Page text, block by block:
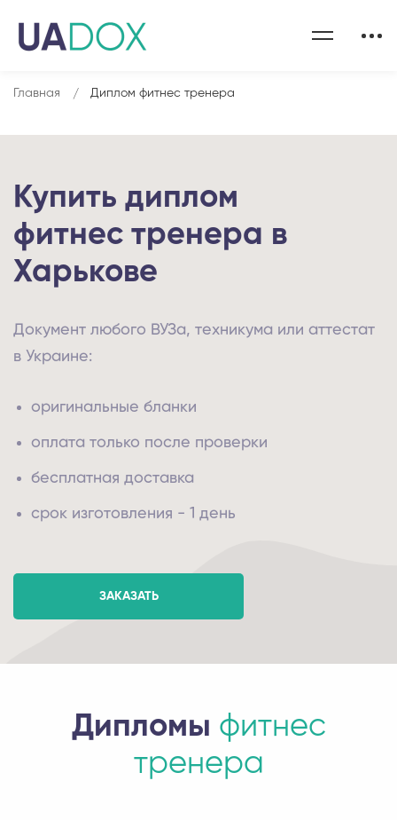
Главная Диплом фитнес тренера
Купить диплом
фитнес тренера в
Харькове
Документ любого ВУЗа, техникума или аттестат
в Украине:
оригинальные бланки
оплата только после проверки
бесплатная доставка
срок изготовления - 1 день
ЗАКАЗАТЬ
Дипломы фитнес
тренера